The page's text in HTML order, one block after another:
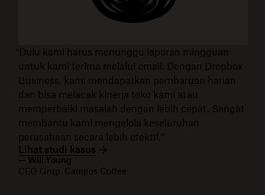
“Dulu kami harus menunggu laporan mingguan
untuk kami terima melalui email. Dengan Dropbox
Business, kami mendapatkan pembaruan harian
dan bisa melacak kinerja toko kami atau
memperbaiki masalah dengan lebih cepat. Sangat
membantu kami mengelola keseluruhan
perusahaan secara lebih efektif.”
Lihat studi kasus
— Will Young
CEO Grup, Campos Coffee